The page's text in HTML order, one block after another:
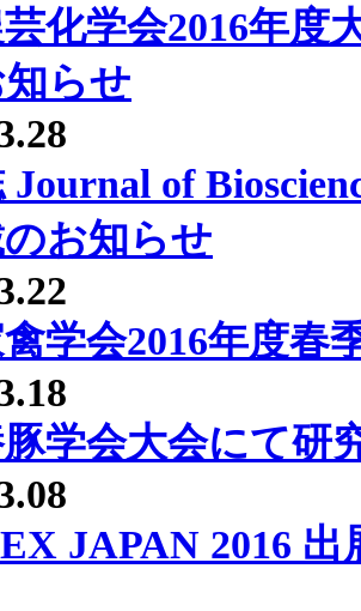
芸化学会2016年度
らせ
Journal of
お知らせ
禽学会2016年度
豚学会大会にて研
JAPAN 2016